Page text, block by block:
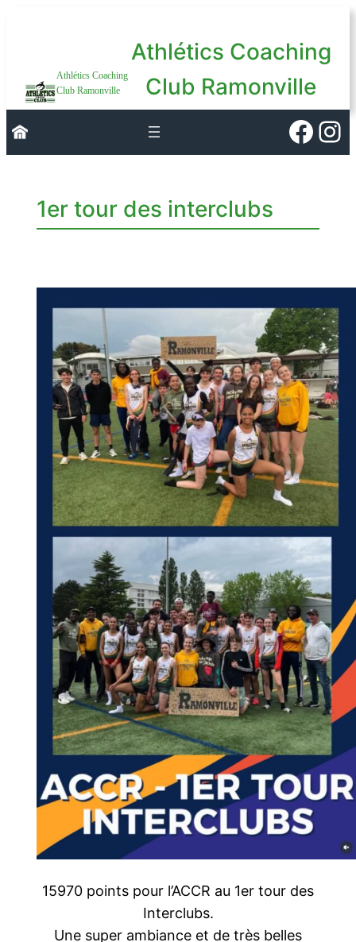
Athlétics Coaching
Club Ramonville
Athlétics Coaching
Club Ramonville
1er tour des interclubs
15970 points pour l’ACCR au 1er tour des
Interclubs.
Une super ambiance et de très belles